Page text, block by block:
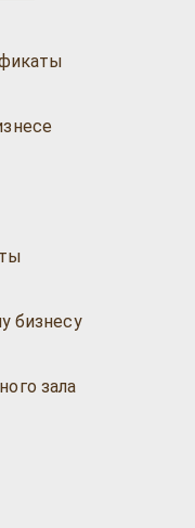
бизнесу
зала